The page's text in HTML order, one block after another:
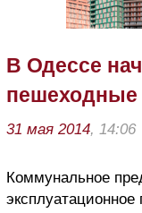
В Одессе
пешеходные
31 мая 2014, 14:06
Коммунальное